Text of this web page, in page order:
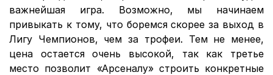
важнейшая игра. Возможно, мы начинаем
привыкать к тому, что боремся скорее за выход в
Лигу Чемпионов, чем за трофеи. Тем не менее,
цена остается очень высокой, так как третье
место позволит «Арсеналу» строить конкретные